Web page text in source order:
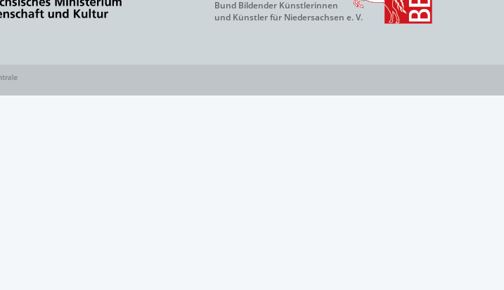
Bund Bildender Künstlerinnen
und Künstler für Niedersachsen e. V.